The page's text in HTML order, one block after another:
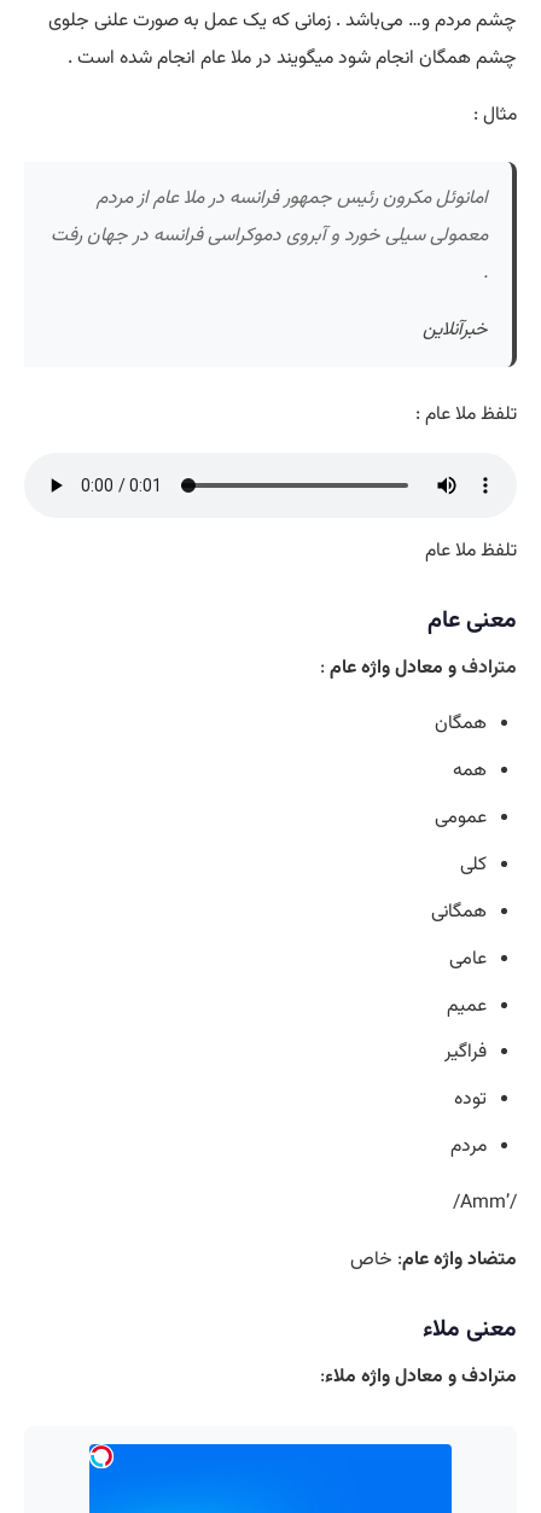
چشم مردم و… می‌باشد . زمانی که یک عمل به صورت علنی جلوی
چشم همگان انجام شود میگویند در ملا عام انجام شده است .
مثال :
امانوئل مکرون رئیس جمهور فرانسه در ملا عام از مردم
معمولی سیلی خورد و آبروی دموکراسی فرانسه در جهان رفت
.
خبرآنلاین
تلفظ ملا عام :
تلفظ ملا عام
معنی عام
مترادفو معادل واژه عام :
همگان
همه
عمومی
کلی
همگانی
عامی
عمیم
فراگیر
توده
مردم
/’Amm/
متضاد واژه عام: خاص
معنی ملاء
مترادف و معادل واژه ملاء: